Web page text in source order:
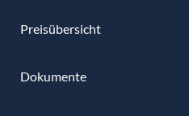
Preisübersicht
Dokumente